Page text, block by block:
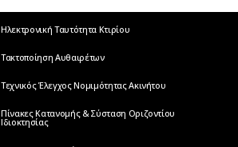
Ηλεκτρονική Ταυτότητα Κτιρίου
Τακτοποίηση Αυθαιρέτων
Τεχνικός Έλεγχος Νομιμότητας Ακινήτου
Πίνακες Κατανομής & Σύσταση Οριζοντίου
Ιδιοκτησίας